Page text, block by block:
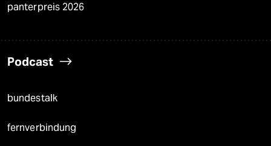
panterpreis 2026
Podcast
bundestalk
fernverbindung